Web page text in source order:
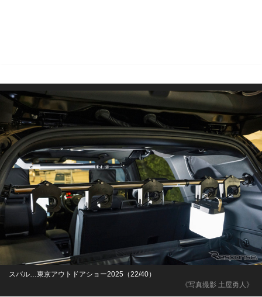
《写真撮影 土屋勇人》
スバル…東京アウトドアショー2025（22/40）